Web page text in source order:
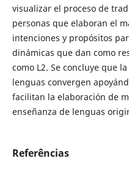
visualizar el proceso de
personas que elaboran el
intenciones y propósitos
dinámicas que dan como
como L2. Se concluye que
lenguas convergen
facilitan la elaboración de
enseñanza de lenguas
Referências